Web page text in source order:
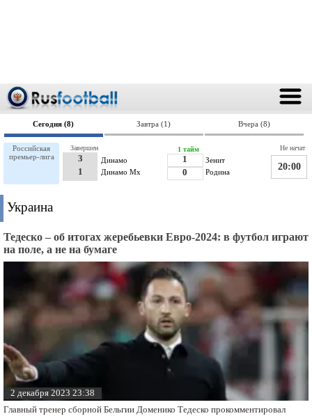
Сегодня (8) Завтра (1) Вчера (8)
Российская
премьер-лига
Динамо
3
1
Динамо Мх
Завершен
Зенит
1
0
Родина
1 тайм
20:00
Не начат
Украина
Тедеско – об итогах жеребьевки Евро-2024: в футбол играют
на поле, а не на бумаге
2 декабря 2023 23:38
Главный тренер сборной Бельгии Доменико Тедеско прокомментировал